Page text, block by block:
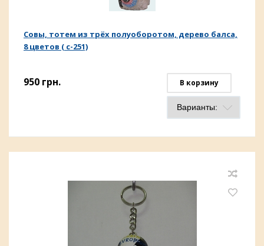
Совы, тотем из трёх полуоборотом, дерево балса,
8 цветов ( с-251)
950 грн. В корзину